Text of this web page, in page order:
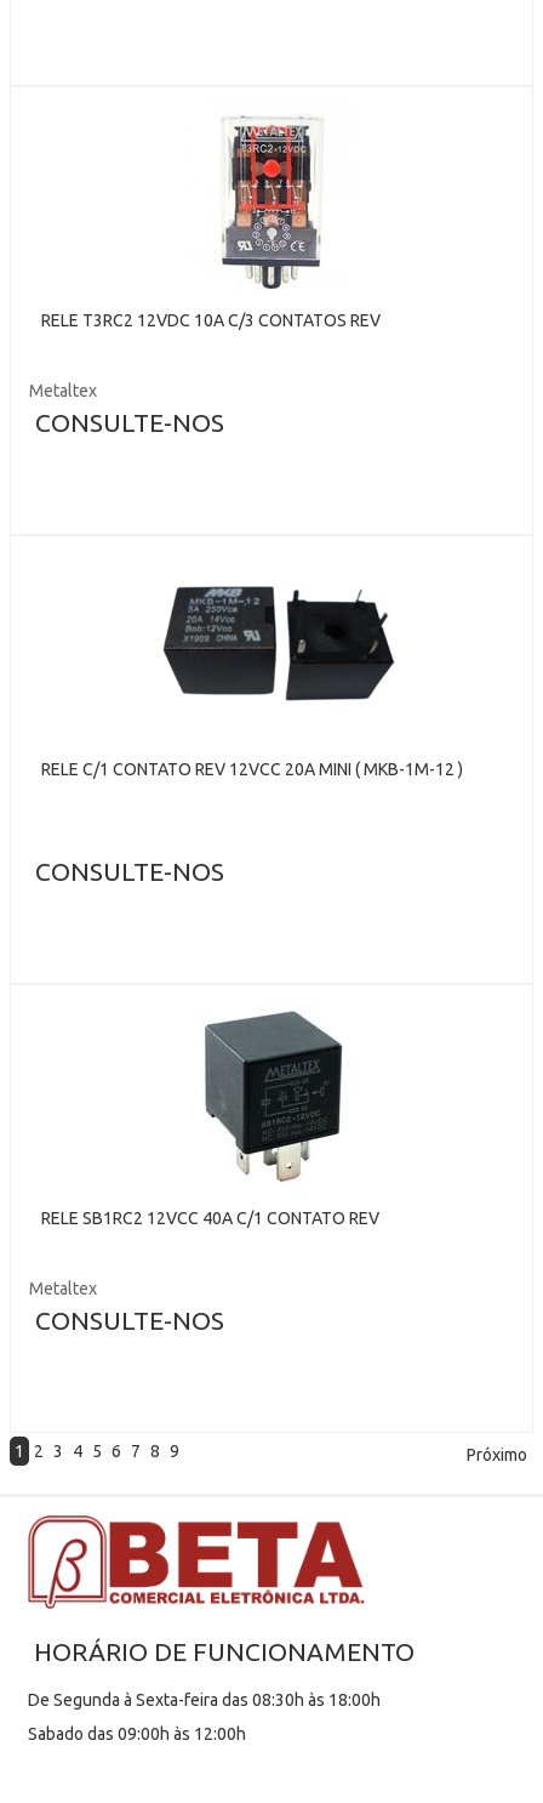
RELE T3RC2 12VDC 10A C/3 CONTATOS REV
Metaltex
CONSULTE-NOS
RELE C/1 CONTATO REV 12VCC 20A MINI ( MKB-1M-12 )
CONSULTE-NOS
RELE SB1RC2 12VCC 40A C/1 CONTATO REV
Metaltex
CONSULTE-NOS
Próximo
1 2 3 4 5 6 7 8 9
HORÁRIO DE FUNCIONAMENTO
De Segunda à Sexta-feira das 08:30h às 18:00h
Sabado das 09:00h às 12:00h